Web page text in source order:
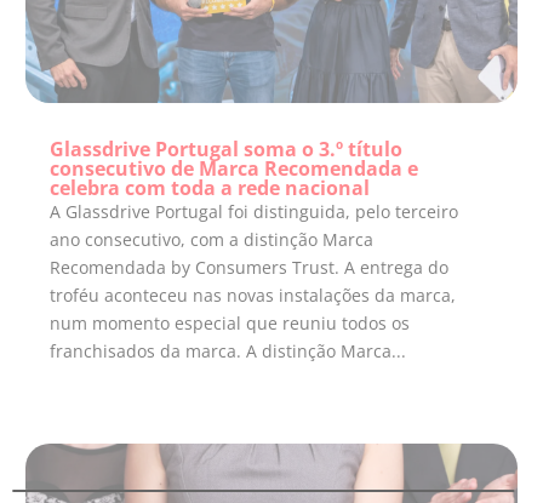
Glassdrive Portugal soma o 3.º título
consecutivo de Marca Recomendada e
celebra com toda a rede nacional
A Glassdrive Portugal foi distinguida, pelo terceiro
ano consecutivo, com a distinção Marca
Recomendada by Consumers Trust. A entrega do
troféu aconteceu nas novas instalações da marca,
num momento especial que reuniu todos os
franchisados da marca. A distinção Marca...